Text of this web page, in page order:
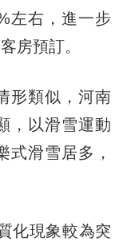
左右，進一步
房預訂。
類似，河南
，以滑雪運動
式滑雪居多，
現象較為突